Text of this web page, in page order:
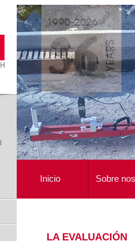
Inicio Sobre
LA EVALUACIÓN